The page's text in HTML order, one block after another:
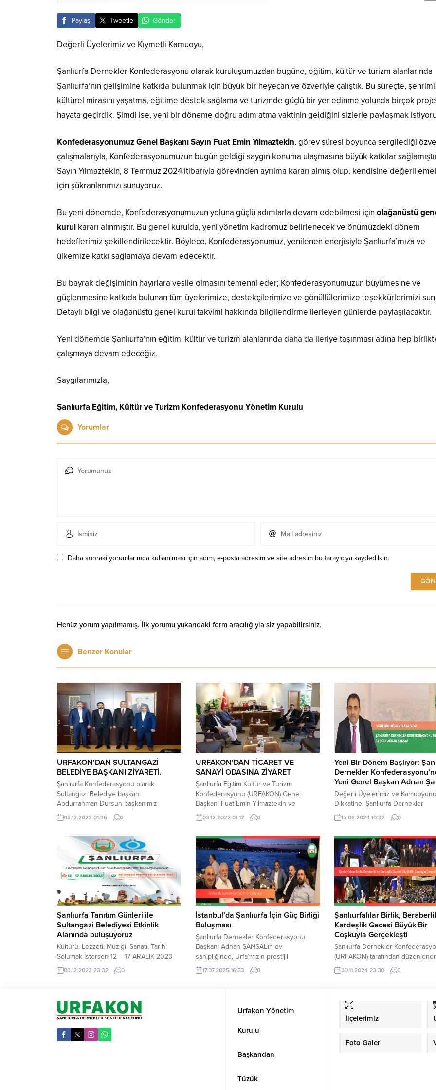
Paylaş Tweetle Gönder
Değerli Üyelerimiz ve Kıymetli Kamuoyu,
Şanlıurfa Dernekler Konfederasyonu olarak kuruluşumuzdan bugüne, eğitim, kültür ve turizm alanlarında
Şanlıurfa’nın gelişimine katkıda bulunmak için büyük bir heyecan ve özveriyle çalıştık. Bu süreçte,
kültürel mirasını yaşatma, eğitime destek sağlama ve turizmde güçlü bir yer edinme yolunda birçok
hayata geçirdik. Şimdi ise, yeni bir döneme doğru adım atma vaktinin geldiğini sizlerle paylaşmak
Konfederasyonumuz Genel Başkanı Sayın Fuat Emin Yılmaztekin, görev süresi boyunca sergilediği
çalışmalarıyla, Konfederasyonumuzun bugün geldiği saygın konuma ulaşmasına büyük katkılar
Sayın Yılmaztekin, 8 Temmuz 2024 itibarıyla görevinden ayrılma kararı almış olup, kendisine değerli
için şükranlarımızı sunuyoruz.
Bu yeni dönemde, Konfederasyonumuzun yoluna güçlü adımlarla devam edebilmesi için olağanüstü
kurul kararı alınmıştır. Bu genel kurulda, yeni yönetim kadromuz belirlenecek ve önümüzdeki dönem
hedeflerimiz şekillendirilecektir. Böylece, Konfederasyonumuz, yenilenen enerjisiyle Şanlıurfa’mıza ve
ülkemize katkı sağlamaya devam edecektir.
Bu bayrak değişiminin hayırlara vesile olmasını temenni eder; Konfederasyonumuzun büyümesine ve
güçlenmesine katkıda bulunan tüm üyelerimize, destekçilerimize ve gönüllülerimize teşekkürlerimizi
Detaylı bilgi ve olağanüstü genel kurul takvimi hakkında bilgilendirme ilerleyen günlerde paylaşılacaktır.
Yeni dönemde Şanlıurfa’nın eğitim, kültür ve turizm alanlarında daha da ileriye taşınması adına hep
çalışmaya devam edeceğiz.
Saygılarımızla,
Şanlıurfa Eğitim, Kültür ve Turizm Konfederasyonu Yönetim Kurulu
Yorumlar
Daha sonraki yorumlarımda kullanılması için adım, e-posta adresim ve site adresim bu tarayıcıya kaydedilsin.
Henüz yorum yapılmamış. İlk yorumu yukarıdaki form aracılığıyla siz yapabilirsiniz.
Benzer Konular
URFAKON’DAN SULTANGAZİ
BELEDİYE BAŞKANI ZİYARETİ.
Şanlıurfa Konfederasyonu olarak
Sultangazi Belediye başkanı
Abdurrahman Dursun başkanımızı
makamında ziyaret ettik. Memleketimiz
hakkında istişare ettik.
sonsuz teşekkürlermizi sunarız.
03.12.2022 01:36 0
URFAKON’DAN TİCARET VE
SANAYİ ODASINA ZİYARET
Şanlıurfa Eğitim Kültür ve Turizm
Konfederasyonu (URFAKON) Genel
Başkanı Fuat Emin Yılmaztekin ve
beraberindeki heyet ile birlikte Şanlıurfa
Ticaret ve Sanayi Odası Başkanı Mehmet
dileklerinde bulundu.
03.12.2022 01:12 0
Yeni Bir Dönem Başlıyor:
Dernekler
Yeni Genel Başkan Adnan
Değerli Üyelerimiz ve
Dikkatine, Şanlıurfa Dernekler
Konfederasyonu olarak,
teminatı olan eğitim, kültür ve
sağlama amacıyla çıktığımız bu
önemli bir değişim sürecini daha
bırakıyoruz. 15 Ağustos 2024
alınan olağanüstü genel kurul
doğrultusunda,
yönetim kadrosunu belirlemek
15.08.2024 10:32 0
Şanlıurfa Tanıtım Günleri ile
Sultangazi Belediyesi Etkinlik
Alanında buluşuyoruz
Kültürü, Lezzeti, Müziği, Sanatı, Tarihi
Solumak İstersen 12 – 17 ARALIK 2023
Tarihleri Arasında Şanlıurfa Tanıtım
Günleri ile Sultangazi Belediyesi Etkinlik
Yılmaztekin Keşfetmenin, Tatmanın,
Dinlemenin ve Öğrenmenin Zamanı:
müzik, sanat ve tarih dolu bir etkinlik için
Şanlıurfa Tanıtım...
03.12.2023 23:32 0
İstanbul’da Şanlıurfa İçin Güç Birliği
Buluşması
Şanlıurfa Dernekler Konfederasyonu
Başkanı Adnan ŞANSAL’ın ev
sahipliğinde, Urfa’mızın prestijli
markalarından Sembol Ocakbaşı
Bosphorus’ta önemli bir istişare
Toplantımıza;İstanbul Havalimanı İdari
Amiri Valimiz Doç. Dr. İlker
HAKTANKAÇMAZ,Başakşehir Çam ve
Sakura Şehir Hastanesi Başhekim Vekili
Dr. Aziz OCAKOĞLU,Esenyurt Belediye
Başkan Yardımcısı Av. Yusuf
ULUTAŞ,Mimarsinan Devlet Hastanesi
Başhekimi Dr. Mehmet
KÖSEOĞLU,USPUM...
17.07.2025 16:53 0
Şanlıurfalılar Birlik,
Kardeşlik Gecesi Büyük Bir
Coşkuyla Gerçekleşti
Şanlıurfa Dernekler
(URFAKON) tarafından
Şanlıurfalılar Birlik, Beraberlik ve
Kardeşlik Gecesi, Esenler Dr. Kadir
bir yanından Şanlıurfalı
federasyonların katıldığı gece,
dayanışma ruhunu pekiştirirken,
etkinlik oldu. Geceye Geniş
30.11.2024 23:30 0
Urfakon Yönetim
Kurulu
Başkandan
Tüzük
İlçelerimiz
Foto Galeri